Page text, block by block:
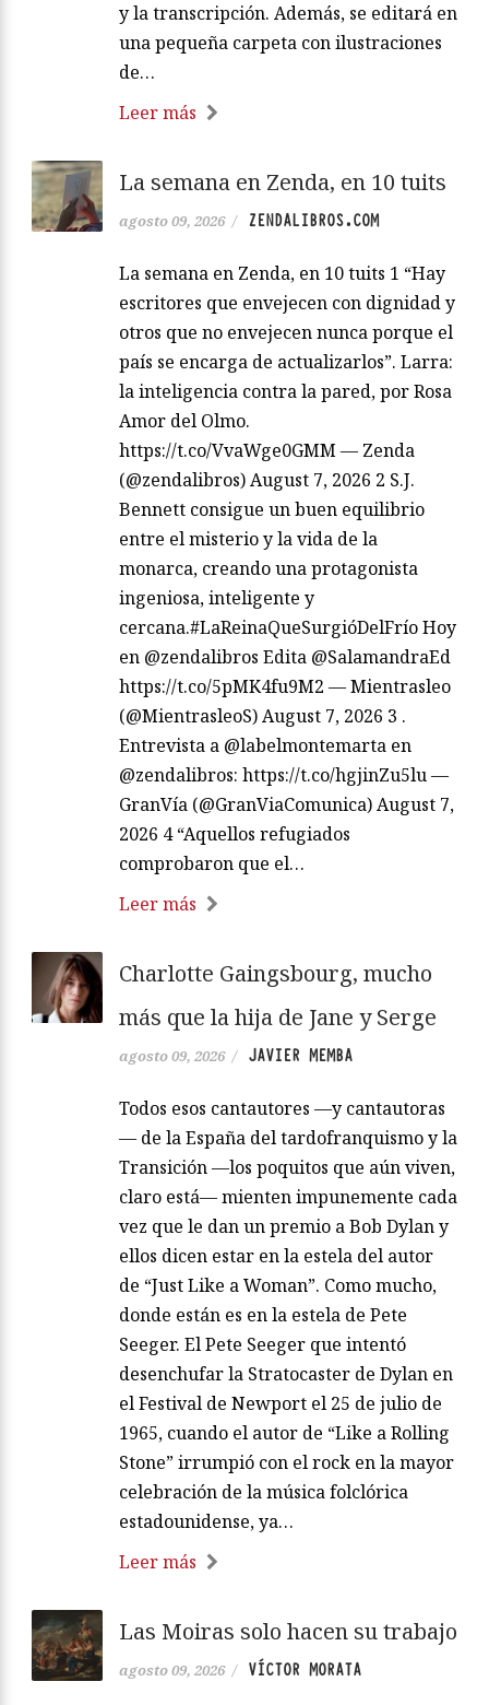
y la transcripción. Además, se editará en
una pequeña carpeta con ilustraciones
de…
Leer más
La semana en Zenda, en 10 tuits
agosto 09, 2026 / ZENDALIBROS.COM
La semana en Zenda, en 10 tuits 1 “Hay
escritores que envejecen con dignidad y
otros que no envejecen nunca porque el
país se encarga de actualizarlos”. Larra:
la inteligencia contra la pared, por Rosa
Amor del Olmo.
https://t.co/VvaWge0GMM — Zenda
(@zendalibros) August 7, 2026 2 S.J.
Bennett consigue un buen equilibrio
entre el misterio y la vida de la
monarca, creando una protagonista
ingeniosa, inteligente y
cercana.#LaReinaQueSurgióDelFrío Hoy
en @zendalibros Edita @SalamandraEd
https://t.co/5pMK4fu9M2 — Mientrasleo
(@MientrasleoS) August 7, 2026 3 .
Entrevista a @labelmontemarta en
@zendalibros: https://t.co/hgjinZu5lu —
GranVía (@GranViaComunica) August 7,
2026 4 “Aquellos refugiados
comprobaron que el…
Leer más
Charlotte Gaingsbourg, mucho
más que la hija de Jane y Serge
agosto 09, 2026 / JAVIER MEMBA
Todos esos cantautores —y cantautoras
— de la España del tardofranquismo y la
Transición —los poquitos que aún viven,
claro está— mienten impunemente cada
vez que le dan un premio a Bob Dylan y
ellos dicen estar en la estela del autor
de “Just Like a Woman”. Como mucho,
donde están es en la estela de Pete
Seeger. El Pete Seeger que intentó
desenchufar la Stratocaster de Dylan en
el Festival de Newport el 25 de julio de
1965, cuando el autor de “Like a Rolling
Stone” irrumpió con el rock en la mayor
celebración de la música folclórica
estadounidense, ya…
Leer más
Las Moiras solo hacen su trabajo
agosto 09, 2026 / VÍCTOR MORATA